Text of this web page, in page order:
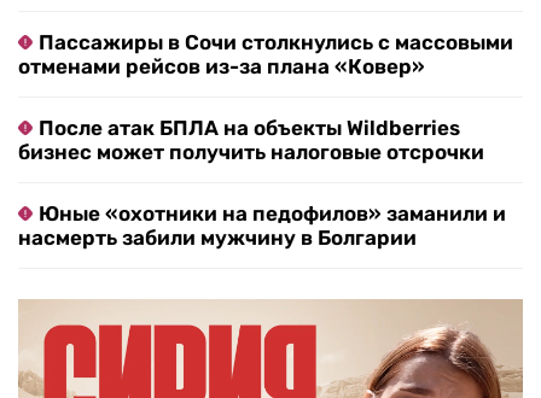
Пассажиры в Сочи столкнулись с массовыми
отменами рейсов из-за плана «Ковер»
После атак БПЛА на объекты Wildberries
бизнес может получить налоговые отсрочки
Юные «охотники на педофилов» заманили и
насмерть забили мужчину в Болгарии